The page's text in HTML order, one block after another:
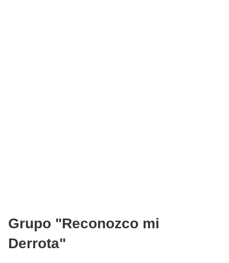
Grupo "Reconozco mi
Derrota"